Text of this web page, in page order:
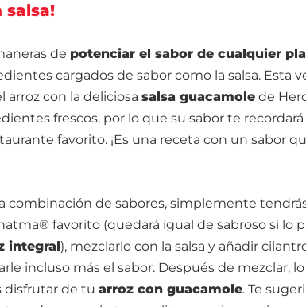
salsa!
de potenciar el sabor de cualquier
cargados de sabor como la salsa. Esta
arroz con la deliciosa salsa guacamole de
frescos, por lo que su sabor te recordará
favorito. ¡Es una receta con un sabor
combinación de sabores, simplemente
favorito (quedará igual de sabroso si lo
integral), mezclarlo con la salsa y añadir
incluso más el sabor. Después de mezclar,
disfrutar de tu arroz con guacamole. Te